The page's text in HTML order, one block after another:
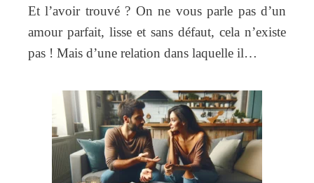
Et l’avoir trouvé ? On ne vous parle pas d’un
amour parfait, lisse et sans défaut, cela n’existe
pas ! Mais d’une relation dans laquelle il…